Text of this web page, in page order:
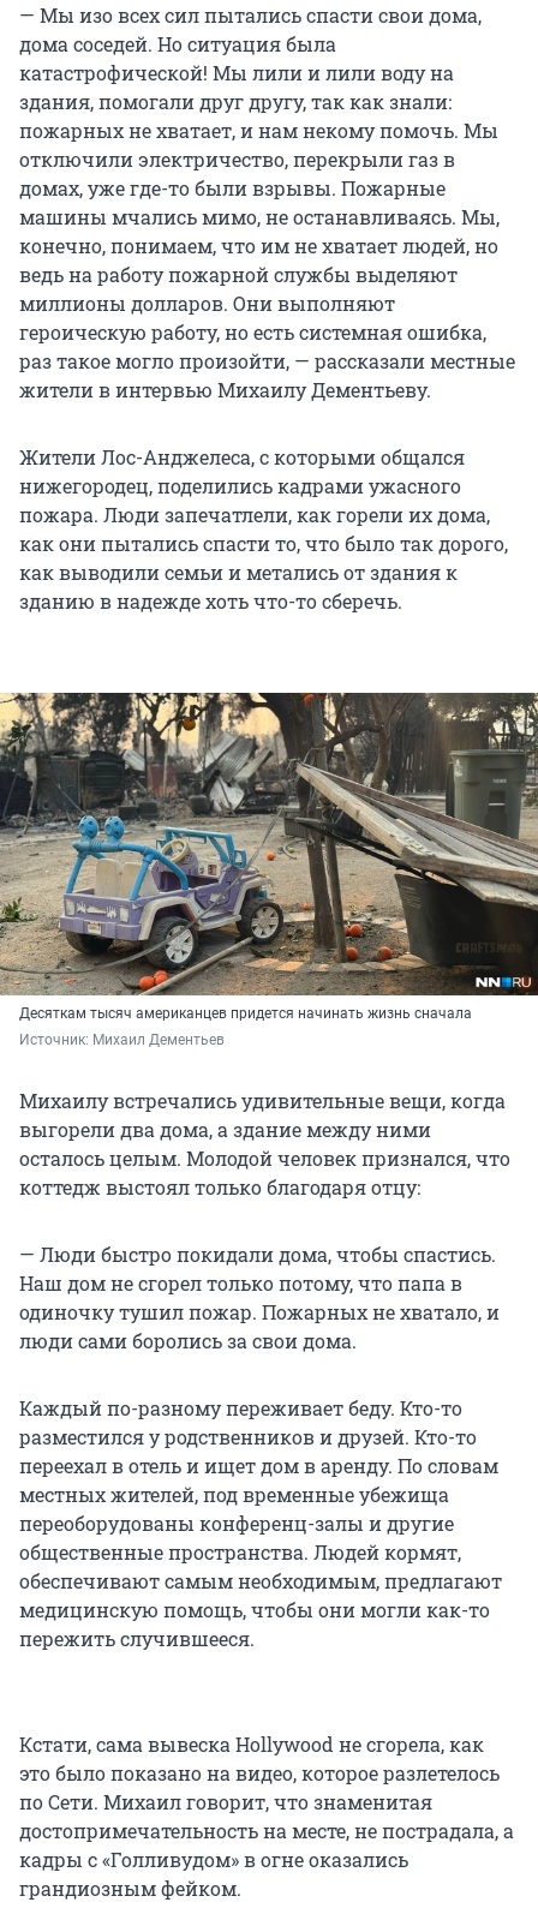
— Мы изо всех сил пытались спасти свои дома,
дома соседей. Но ситуация была
катастрофической! Мы лили и лили воду на
здания, помогали друг другу, так как знали:
пожарных не хватает, и нам некому помочь. Мы
отключили электричество, перекрыли газ в
домах, уже где-то были взрывы. Пожарные
машины мчались мимо, не останавливаясь. Мы,
конечно, понимаем, что им не хватает людей, но
ведь на работу пожарной службы выделяют
миллионы долларов. Они выполняют
героическую работу, но есть системная ошибка,
раз такое могло произойти, — рассказали местные
жители в интервью Михаилу Дементьеву.
Жители Лос-Анджелеса, с которыми общался
нижегородец, поделились кадрами ужасного
пожара. Люди запечатлели, как горели их дома,
как они пытались спасти то, что было так дорого,
как выводили семьи и метались от здания к
зданию в надежде хоть что-то сберечь.
Десяткам тысяч американцев придется начинать жизнь сначала
Источник: Михаил Дементьев
Михаилу встречались удивительные вещи, когда
выгорели два дома, а здание между ними
осталось целым. Молодой человек признался, что
коттедж выстоял только благодаря отцу:
— Люди быстро покидали дома, чтобы спастись.
Наш дом не сгорел только потому, что папа в
одиночку тушил пожар. Пожарных не хватало, и
люди сами боролись за свои дома.
Каждый по-разному переживает беду. Кто-то
разместился у родственников и друзей. Кто-то
переехал в отель и ищет дом в аренду. По словам
местных жителей, под временные убежища
переоборудованы конференц-залы и другие
общественные пространства. Людей кормят,
обеспечивают самым необходимым, предлагают
медицинскую помощь, чтобы они могли как-то
пережить случившееся.
Кстати, сама вывеска Hollywood не сгорела, как
это было показано на видео, которое разлетелось
по Сети. Михаил говорит, что знаменитая
достопримечательность на месте, не пострадала, а
кадры с «Голливудом» в огне оказались
грандиозным фейком.